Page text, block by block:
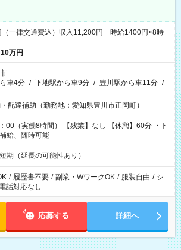
（一律交通費込）収入11,200円 時給1400円×8時
万円
車4分 / 下地駅から車9分 / 豊川駅から車11分 /
配達補助（勤務地：愛知県豊川市正岡町）
間） 【残業】なし 【休憩】60分 ・ト
給、随時可能
（延長の可能性あり）
/ 履歴書不要 / 副業・WワークOK / 服装自由 / シ
電話対応なし
応募する 詳細へ